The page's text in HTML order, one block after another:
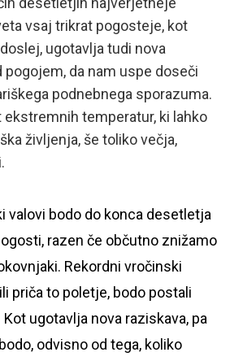
vsaj trikrat pogosteje, kot
ugotavlja tudi nova
pogojem, da nam uspe doseči
podnebnega sporazuma.
temperatur, ki lahko
življenja, še toliko večja,
valovi bodo do konca desetletja
razen če občutno znižamo
Rekordni vročinski
priča to poletje, bodo postali
ugotavlja nova raziskava, pa
odvisno od tega, koliko